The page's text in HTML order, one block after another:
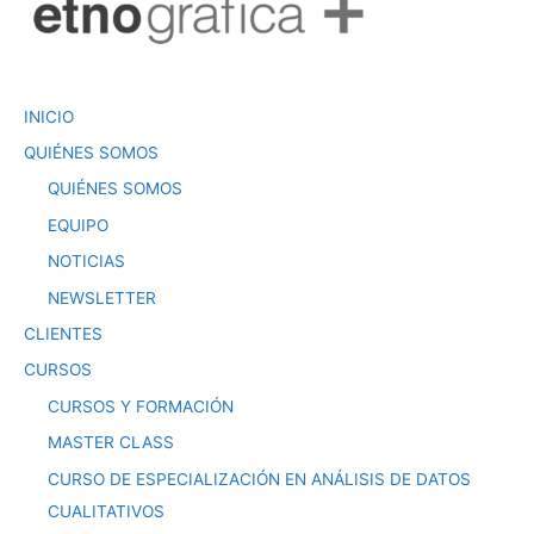
o
k
n
p n
INICIO
QUIÉNES SOMOS
QUIÉNES SOMOS
EQUIPO
NOTICIAS
NEWSLETTER
CLIENTES
CURSOS
CURSOS Y FORMACIÓN
MASTER CLASS
CURSO DE ESPECIALIZACIÓN EN ANÁLISIS DE DATOS
CUALITATIVOS